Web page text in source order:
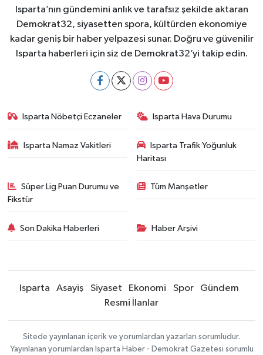
Isparta’nın gündemini anlık ve tarafsız şekilde aktaran
Demokrat32, siyasetten spora, kültürden ekonomiye
kadar geniş bir haber yelpazesi sunar. Doğru ve güvenilir
Isparta haberleri için siz de Demokrat32’yi takip edin.
Isparta Nöbetçi Eczaneler Isparta Hava Durumu
Isparta Namaz Vakitleri
Isparta Trafik Yoğunluk
Haritası
Süper Lig Puan Durumu ve
Fikstür
Tüm Manşetler
Son Dakika Haberleri Haber Arşivi
Isparta Asayiş Siyaset Ekonomi Spor
Gündem
Resmi İlanlar
Sitede yayınlanan içerik ve yorumlardan yazarları sorumludur.
Yayınlanan yorumlardan Isparta Haber - Demokrat Gazetesi sorumlu